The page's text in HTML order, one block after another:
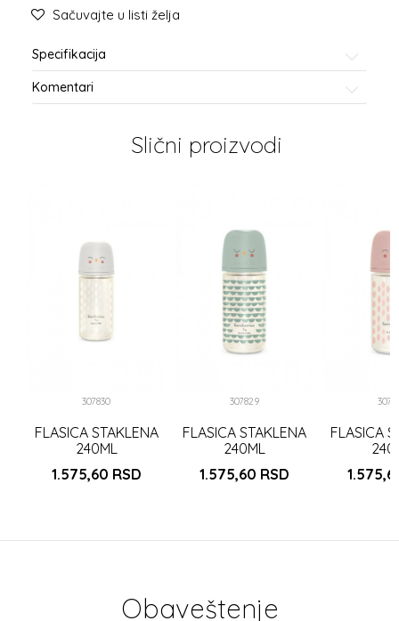
Sačuvajte u listi želja
Specifikacija
Komentari
Slični proizvodi
307830
FLASICA STAKLENA
240ML
1.575,60 RSD
307829
FLASICA STAKLENA
240ML
1.575,60 RSD
FLASICA
Obaveštenje